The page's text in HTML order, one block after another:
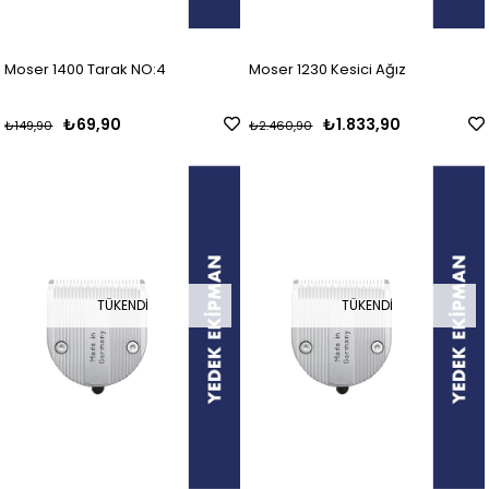
Moser 1400 Tarak NO:4
₺69,90
₺149,90
Moser 1230 Kesici Ağız
₺1.833,90
₺2.460,90
TÜKENDI TÜKENDI